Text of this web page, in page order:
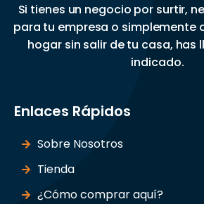
Si tienes un negocio por surtir,
para tu empresa o simplemente
hogar sin salir de tu casa, has
indicado.
Enlaces Rápidos
Sobre Nosotros
Tienda
¿Cómo comprar aquí?